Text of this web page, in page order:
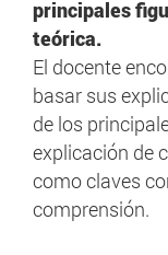
principales
teórica.
El docente
basar sus
de los
explicación de
como claves
comprensión.